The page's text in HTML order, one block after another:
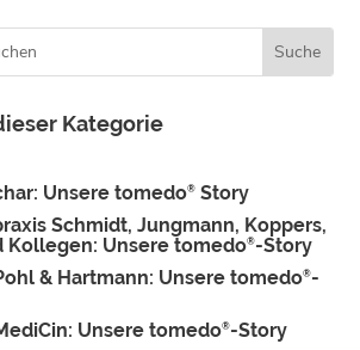
Kategorie
Unsere tomedo® Story
Schmidt, Jungmann, Koppers,
Kollegen: Unsere tomedo®-Story
& Hartmann: Unsere tomedo®-
Unsere tomedo®-Story